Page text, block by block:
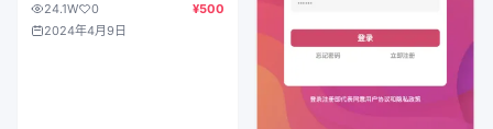
24.1W 0
¥500
2024年4月9日